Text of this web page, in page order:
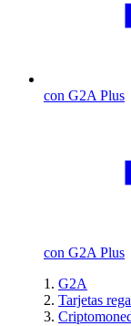
con G2A Plus
con G2A Plus
G2A
Tarjetas